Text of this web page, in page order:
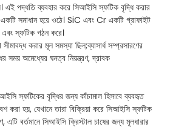
এই পদ্ধতি ব্যবহার করে সিআইসি স্ফটিক বৃদ্ধি করার
সমাধান হয়ে ওঠে। SiC এবং Cr একটি গ্রাফাইট
এবং স্ফটিক গঠন করে।
করার মূল সমস্যা ছিল;ব্যাসার্ধ সম্প্রসারণের
সময় অমেধ্যের ঘনত্ব নিয়ন্ত্রণ, দ্রাবক
স্ফটিকের বৃদ্ধির জন্য কাঁচামাল হিসাবে ব্যবহৃত
করা হয়, যেখানে তারা বিক্রিয়া করে সিআইসি স্ফটিক
বর্তমানে সিআইসি ক্রিস্টাল চাষের জন্য মূলধারার